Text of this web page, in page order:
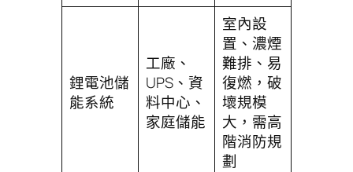
鋰電池儲
能系統
工廠、
UPS、資
料中心、
家庭儲能
室內設
置、濃煙
難排、易
復燃，破
壞規模
大，需高
階消防規
劃